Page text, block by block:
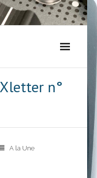
n°
A la Une